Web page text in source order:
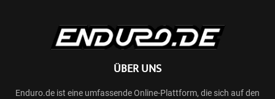
ÜBER UNS
Enduro.de ist eine umfassende Online-Plattform, die sich auf den